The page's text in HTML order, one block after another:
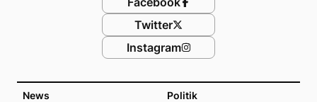
News Politik
Twitter
Instagram